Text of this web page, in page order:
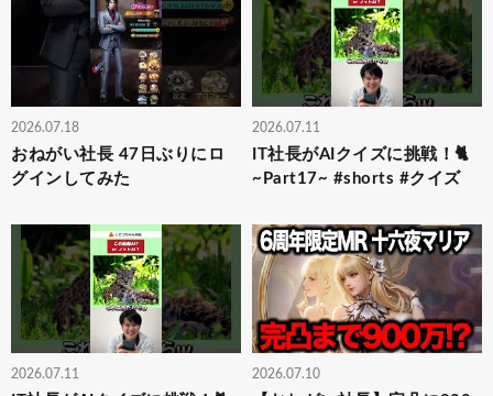
2026.07.18
おねがい社長 47日ぶりにロ
グインしてみた
2026.07.11
IT社長がAIクイズに挑戦！🐈
~Part17~ #shorts #クイズ
2026.07.11 2026.07.10